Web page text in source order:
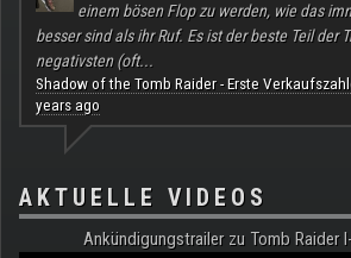
einem bösen Flop zu werden, wie das
besser sind als ihr Ruf. Es ist der beste Teil der
negativsten (oft...
Shadow of the Tomb Raider - Erste
years ago
AKTUELLE VIDEOS
Ankündigungstrailer zu Tomb Raider